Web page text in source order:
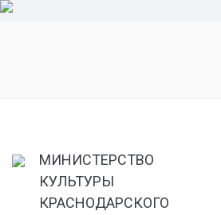
МИНИСТЕРСТВО
КУЛЬТУРЫ
КРАСНОДАРСКОГО